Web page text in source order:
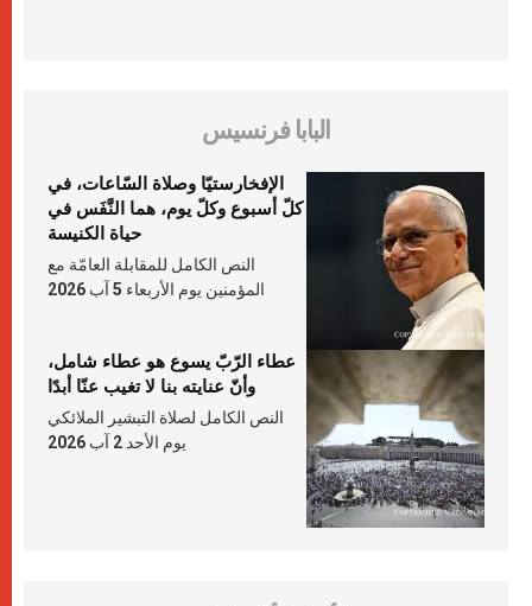
البابا فرنسيس
الإفخارستيّا وصلاة السّاعات، في
كلّ أسبوع وكلّ يوم، هما النَّفَس في
حياة الكنيسة
النص الكامل للمقابلة العامّة مع
المؤمنين يوم الأربعاء 5 آب 2026
عطاء الرّبّ يسوع هو عطاء شامل،
وأنّ عنايته بنا لا تغيب عنّا أبدًا
النص الكامل لصلاة التبشير الملائكي
يوم الأحد 2 آب 2026